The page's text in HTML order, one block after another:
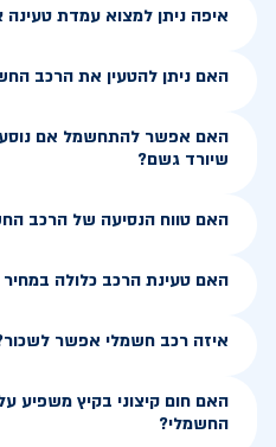
איפה ניתן למצוא עמדת טעינה
האם ניתן להטעין את הרכב
האם אפשר להתחשמל אם
שיורד גשם?
האם טווח הנסיעה של הרכב
האם טעינת הרכב כלולה
איזה רכב חשמלי אפשר
האם חום קיצוני בקיץ משפיע
החשמלי?